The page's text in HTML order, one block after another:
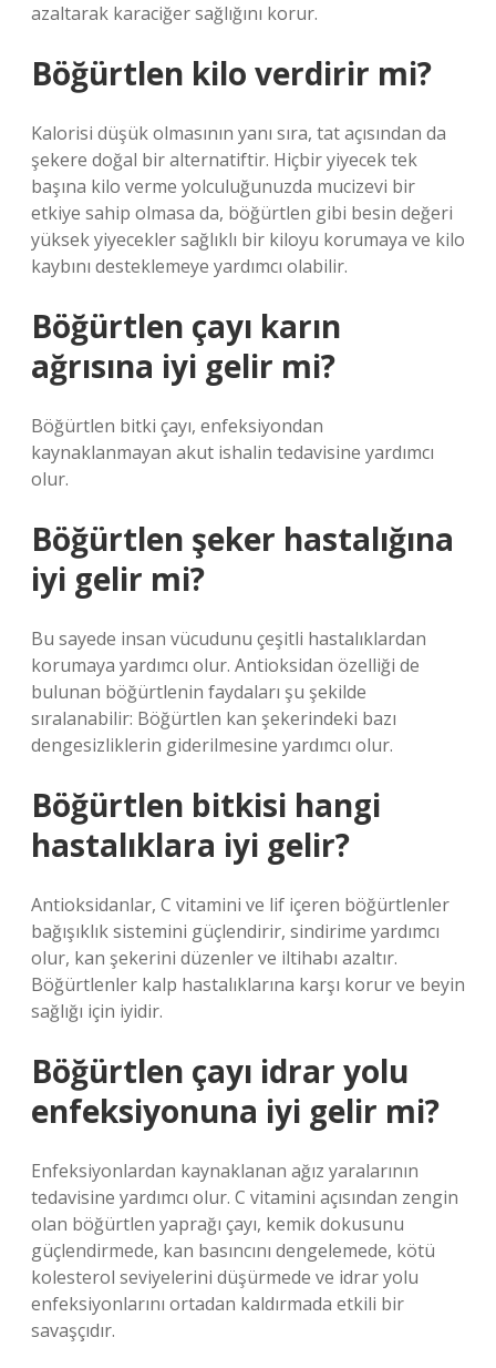
azaltarak karaciğer sağlığını korur.
Böğürtlen kilo verdirir mi?
Kalorisi düşük olmasının yanı sıra, tat açısından da
şekere doğal bir alternatiftir. Hiçbir yiyecek tek
başına kilo verme yolculuğunuzda mucizevi bir
etkiye sahip olmasa da, böğürtlen gibi besin değeri
yüksek yiyecekler sağlıklı bir kiloyu korumaya ve kilo
kaybını desteklemeye yardımcı olabilir.
Böğürtlen çayı karın
ağrısına iyi gelir mi?
Böğürtlen bitki çayı, enfeksiyondan
kaynaklanmayan akut ishalin tedavisine yardımcı
olur.
Böğürtlen şeker hastalığına
iyi gelir mi?
Bu sayede insan vücudunu çeşitli hastalıklardan
korumaya yardımcı olur. Antioksidan özelliği de
bulunan böğürtlenin faydaları şu şekilde
sıralanabilir: Böğürtlen kan şekerindeki bazı
dengesizliklerin giderilmesine yardımcı olur.
Böğürtlen bitkisi hangi
hastalıklara iyi gelir?
Antioksidanlar, C vitamini ve lif içeren böğürtlenler
bağışıklık sistemini güçlendirir, sindirime yardımcı
olur, kan şekerini düzenler ve iltihabı azaltır.
Böğürtlenler kalp hastalıklarına karşı korur ve beyin
sağlığı için iyidir.
Böğürtlen çayı idrar yolu
enfeksiyonuna iyi gelir mi?
Enfeksiyonlardan kaynaklanan ağız yaralarının
tedavisine yardımcı olur. C vitamini açısından zengin
olan böğürtlen yaprağı çayı, kemik dokusunu
güçlendirmede, kan basıncını dengelemede, kötü
kolesterol seviyelerini düşürmede ve idrar yolu
enfeksiyonlarını ortadan kaldırmada etkili bir
savaşçıdır.